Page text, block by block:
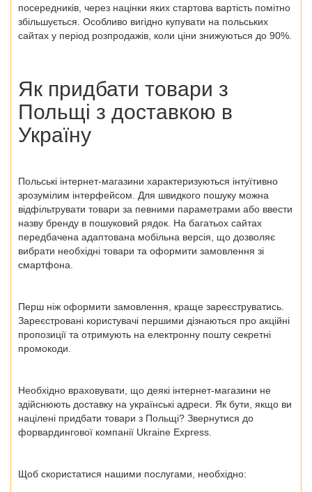
посередників, через націнки яких стартова вартість помітно
збільшується. Особливо вигідно купувати на польських
сайтах у період розпродажів, коли ціни знижуються до 90%.
Як придбати товари з
Польщі з доставкою в
Україну
Польські інтернет-магазини характеризуються інтуїтивно
зрозумілим інтерфейсом. Для швидкого пошуку можна
відфільтрувати товари за певними параметрами або ввести
назву бренду в пошуковий рядок. На багатьох сайтах
передбачена адаптована мобільна версія, що дозволяє
вибрати необхідні товари та оформити замовлення зі
смартфона.
Перш ніж оформити замовлення, краще зареєструватись.
Зареєстровані користувачі першими дізнаються про акційні
пропозиції та отримують на електронну пошту секретні
промокоди.
Необхідно враховувати, що деякі інтернет-магазини не
здійснюють доставку на українські адреси. Як бути, якщо ви
націлені придбати товари з Польщі? Звернутися до
форвардингової компанії Ukraine Express.
Щоб скористатися нашими послугами, необхідно: